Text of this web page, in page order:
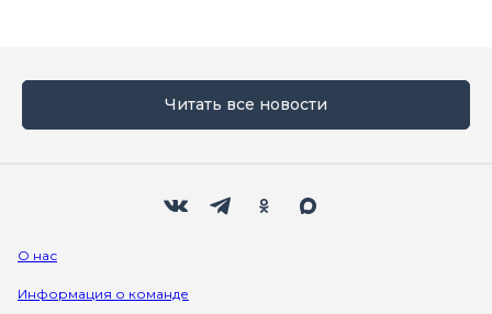
Читать все новости
О нас
Информация о команде